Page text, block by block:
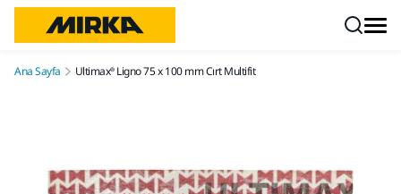
Ana Sayfa Ultimax® Ligno 75 x 100 mm Cırt Multifit